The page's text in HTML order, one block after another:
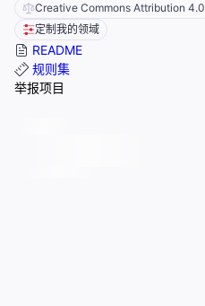
Creative Commons Attribution 4.0
定制我的领域
README
规则集
举报项目